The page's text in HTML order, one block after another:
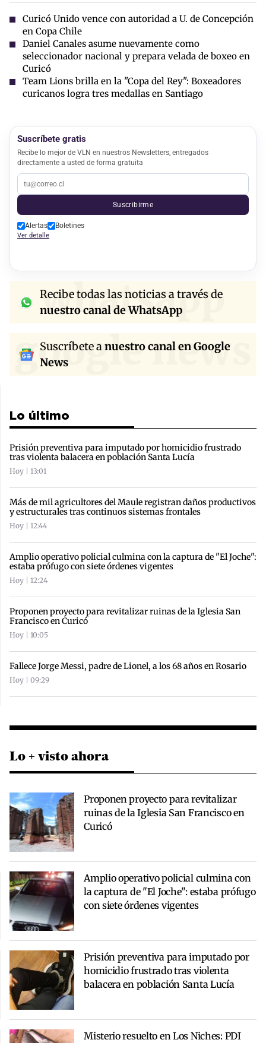
Curicó Unido vence con autoridad a U. de Concepción
en Copa Chile
Daniel Canales asume nuevamente como
seleccionador nacional y prepara velada de boxeo en
Curicó
Team Lions brilla en la "Copa del Rey": Boxeadores
curicanos logra tres medallas en Santiago
Suscríbete gratis
Recibe lo mejor de VLN en nuestros Newsletters, entregados
directamente a usted de forma gratuita
Suscribirme
Alertas Boletines
Ver detalle
whatsapp
Recibe todas las noticias a través de
nuestro canal de WhatsApp
google news
Suscríbete anuestro canal en Google
News
Lo último
Prisión preventiva para imputado por homicidio frustrado
tras violenta balacera en población Santa Lucía
Hoy | 13:01
Más de mil agricultores del Maule registran daños productivos
y estructurales tras continuos sistemas frontales
Hoy | 12:44
Amplio operativo policial culmina con la captura de "El Joche":
estaba prófugo con siete órdenes vigentes
Hoy | 12:24
Proponen proyecto para revitalizar ruinas de la Iglesia San
Francisco en Curicó
Hoy | 10:05
Fallece Jorge Messi, padre de Lionel, a los 68 años en Rosario
Hoy | 09:29
Lo + visto ahora
Proponen proyecto para revitalizar
ruinas de la Iglesia San Francisco en
Curicó
Amplio operativo policial culmina con
la captura de "El Joche": estaba prófugo
con siete órdenes vigentes
Prisión preventiva para imputado por
homicidio frustrado tras violenta
balacera en población Santa Lucía
Misterio resuelto en Los Niches: PDI